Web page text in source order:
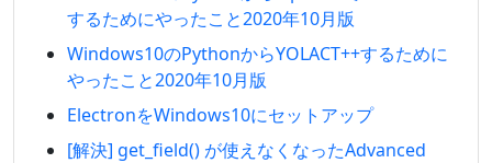
するためにやったこと2020年10月版
Windows10のPythonからYOLACT++するために
やったこと2020年10月版
ElectronをWindows10にセットアップ
[解決] get_field() が使えなくなったAdvanced